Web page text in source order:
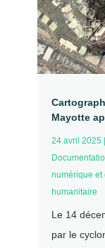
Mayotte
24 avril 2025
numérique et
humanitaire
Le 14
par le